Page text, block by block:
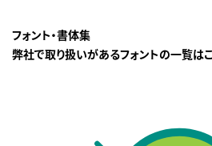
フォント・書体集
弊社で取り扱いがあるフォントの一覧は